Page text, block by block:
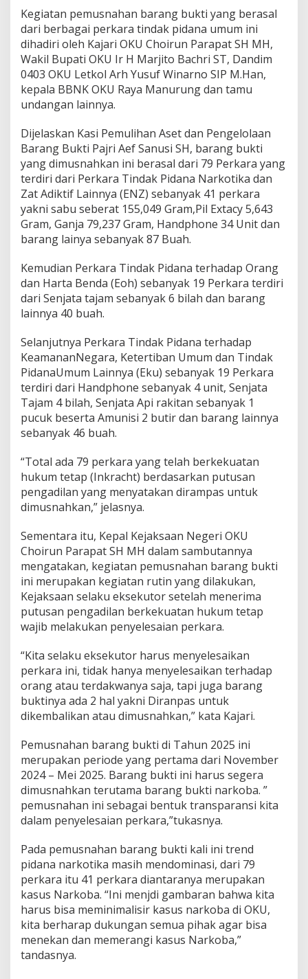
Kegiatan pemusnahan barang bukti yang berasal
dari berbagai perkara tindak pidana umum ini
dihadiri oleh Kajari OKU Choirun Parapat SH MH,
Wakil Bupati OKU Ir H Marjito Bachri ST, Dandim
0403 OKU Letkol Arh Yusuf Winarno SIP M.Han,
kepala BBNK OKU Raya Manurung dan tamu
undangan lainnya.
Dijelaskan Kasi Pemulihan Aset dan Pengelolaan
Barang Bukti Pajri Aef Sanusi SH, barang bukti
yang dimusnahkan ini berasal dari 79 Perkara yang
terdiri dari Perkara Tindak Pidana Narkotika dan
Zat Adiktif Lainnya (ENZ) sebanyak 41 perkara
yakni sabu seberat 155,049 Gram,Pil Extacy 5,643
Gram, Ganja 79,237 Gram, Handphone 34 Unit dan
barang lainya sebanyak 87 Buah.
Kemudian Perkara Tindak Pidana terhadap Orang
dan Harta Benda (Eoh) sebanyak 19 Perkara terdiri
dari Senjata tajam sebanyak 6 bilah dan barang
lainnya 40 buah.
Selanjutnya Perkara Tindak Pidana terhadap
KeamananNegara, Ketertiban Umum dan Tindak
PidanaUmum Lainnya (Eku) sebanyak 19 Perkara
terdiri dari Handphone sebanyak 4 unit, Senjata
Tajam 4 bilah, Senjata Api rakitan sebanyak 1
pucuk beserta Amunisi 2 butir dan barang lainnya
sebanyak 46 buah.
“Total ada 79 perkara yang telah berkekuatan
hukum tetap (Inkracht) berdasarkan putusan
pengadilan yang menyatakan dirampas untuk
dimusnahkan,” jelasnya.
Sementara itu, Kepal Kejaksaan Negeri OKU
Choirun Parapat SH MH dalam sambutannya
mengatakan, kegiatan pemusnahan barang bukti
ini merupakan kegiatan rutin yang dilakukan,
Kejaksaan selaku eksekutor setelah menerima
putusan pengadilan berkekuatan hukum tetap
wajib melakukan penyelesaian perkara.
“Kita selaku eksekutor harus menyelesaikan
perkara ini, tidak hanya menyelesaikan terhadap
orang atau terdakwanya saja, tapi juga barang
buktinya ada 2 hal yakni Diranpas untuk
dikembalikan atau dimusnahkan,” kata Kajari.
Pemusnahan barang bukti di Tahun 2025 ini
merupakan periode yang pertama dari November
2024 – Mei 2025. Barang bukti ini harus segera
dimusnahkan terutama barang bukti narkoba. ”
pemusnahan ini sebagai bentuk transparansi kita
dalam penyelesaian perkara,”tukasnya.
Pada pemusnahan barang bukti kali ini trend
pidana narkotika masih mendominasi, dari 79
perkara itu 41 perkara diantaranya merupakan
kasus Narkoba. “Ini menjdi gambaran bahwa kita
harus bisa meminimalisir kasus narkoba di OKU,
kita berharap dukungan semua pihak agar bisa
menekan dan memerangi kasus Narkoba,”
tandasnya.